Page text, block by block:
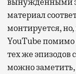
материал
монтируется, но,
YouTube помимо
тех же эпизодов
можно